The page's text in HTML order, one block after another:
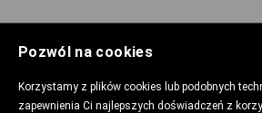
Pozwól na cookies
Korzystamy z plików cookies lub podobnych
zapewnienia Ci najlepszych doświadczeń z